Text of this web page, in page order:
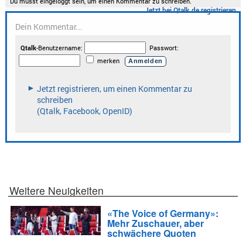
Weitere Neuigkeiten
«The Voice of Germany»:
Mehr Zuschauer, aber
schwächere Quoten